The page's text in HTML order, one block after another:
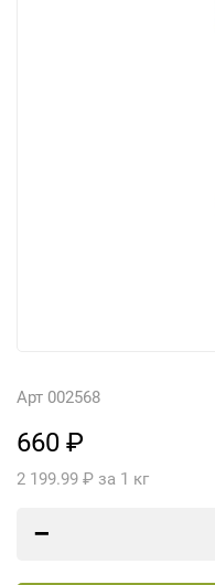
Арт 002568
660 ₽
2 199.99 ₽ за 1 кг